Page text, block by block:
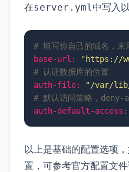
在server.yml中写入
# 填写你自己的域名，末
base-url:
"https://
# 认证数据库的位置
auth-file:
"/var/
# 默认访问策略，deny-
auth-default-access:
以上是基础的配置选项
置，可参考官方配置文件